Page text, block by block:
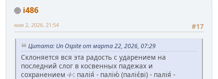
i486
#17
мая 2, 2026, 21:54
Цитата: Un Ospite от марта 22, 2026, 07:29
Склоняется вся эта радость с ударением на
последний слог в косвенных падежах и
сохранением -і-: палія́ - палію́ (паліє́ві) - палія́ -